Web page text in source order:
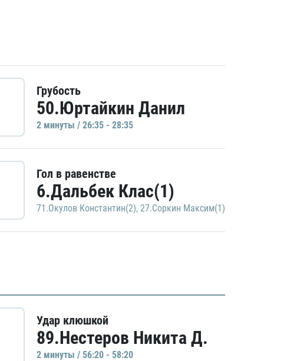
Грубость
50.Юртайкин Данил
2 минуты / 26:35 - 28:35
Гол в равенстве
6.Дальбек Клас(1)
71.Окулов Константин(2), 27.Соркин Максим(1)
Удар клюшкой
89.Нестеров Никита Д.
2 минуты / 56:20 - 58:20